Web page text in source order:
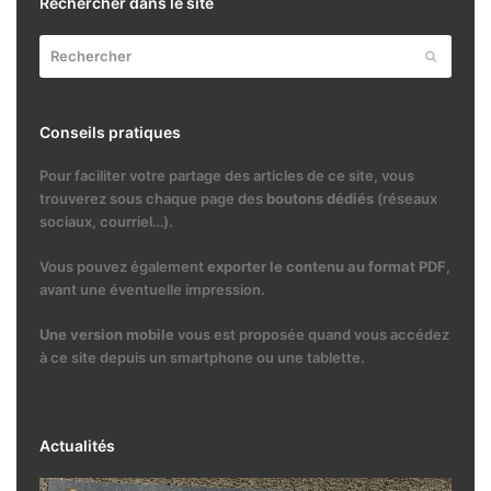
Conseils pratiques
Pour faciliter votre partage des articles de ce site, vous
trouverez sous chaque page des boutons dédiés(réseaux
sociaux, courriel…).
Vous pouvez égalementexporter le contenu au format PDF
avant une éventuelle impression.
Une version mobile vous est proposée quand vous accédez
à ce site depuis un smartphone ou une tablette.
Actualités